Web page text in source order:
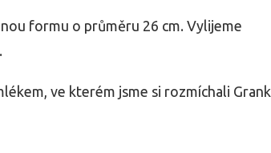
formu o průměru 26 cm. Vylijeme
ve kterém jsme si rozmíchali